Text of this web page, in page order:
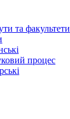
та факультети
процес